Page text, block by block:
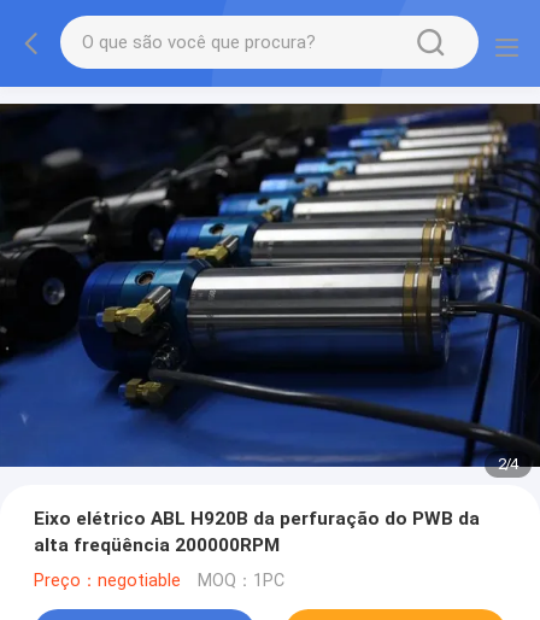
3/4
Eixo elétrico ABL H920B da perfuração do PWB da
alta freqüência 200000RPM
Preço：negotiable MOQ：1PC